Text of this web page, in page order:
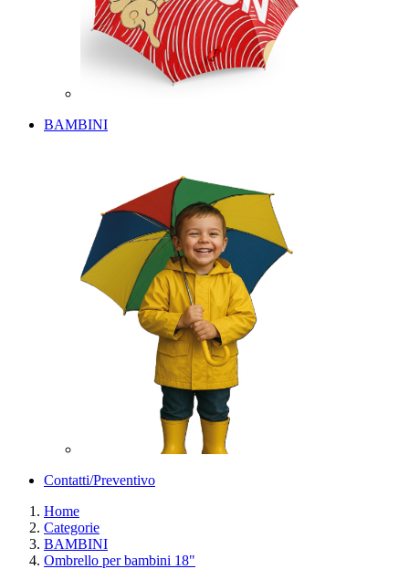
BAMBINI
Contatti/Preventivo
Home
Categorie
BAMBINI
Ombrello per bambini 18"